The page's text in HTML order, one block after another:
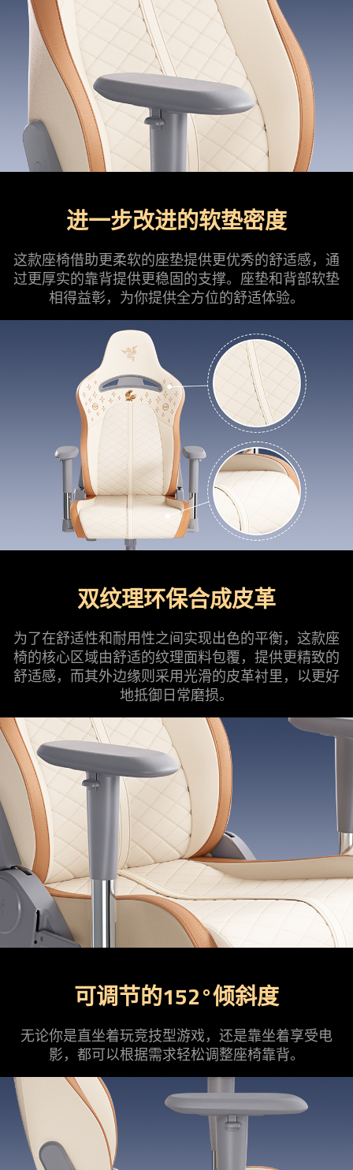
进一步改进的软垫密度
这款座椅借助更柔软的座垫提供更优秀的舒适感，通
过更厚实的靠背提供更稳固的支撑。座垫和背部软垫
相得益彰，为你提供全方位的舒适体验。
双纹理环保合成皮革
为了在舒适性和耐用性之间实现出色的平衡，这款座
椅的核心区域由舒适的纹理面料包覆，提供更精致的
舒适感，而其外边缘则采用光滑的皮革衬里，以更好
地抵御日常磨损。
可调节的152°倾斜度
无论你是直坐着玩竞技型游戏，还是靠坐着享受电
影，都可以根据需求轻松调整座椅靠背。